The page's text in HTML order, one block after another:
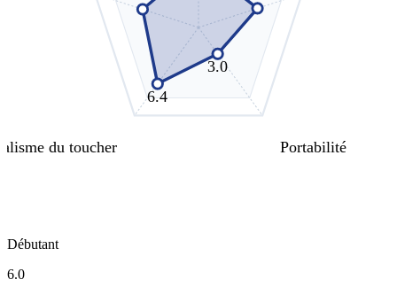
3.0
6.4
Portabilité
du toucher
Débutant
6.0